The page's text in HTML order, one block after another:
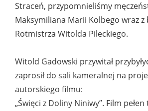
Straceń, przypomnieliśmy
Maksymiliana Marii Kolbego wraz
Rotmistrza Witolda Pileckiego.
Witold Gadowski przywitał
zaprosił do sali kameralnej na
autorskiego filmu:
„Święci z Doliny Niniwy”. Film pełen